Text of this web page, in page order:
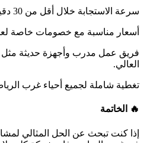
سرعة الاستجابة خلال أقل من 30 دقيقة.
أسعار مناسبة مع خصومات خاصة
فريق عمل مدرب وأجهزة حديثة مثل
العالي.
تغطية شاملة لجميع أحياء غرب
🔥 الخاتمة
إذا كنت تبحث عن الحل المثالي